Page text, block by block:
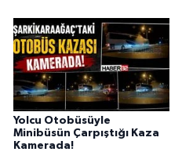
Yolcu Otobüsüyle
Minibüsün Çarpıştığı Kaza
Kamerada!